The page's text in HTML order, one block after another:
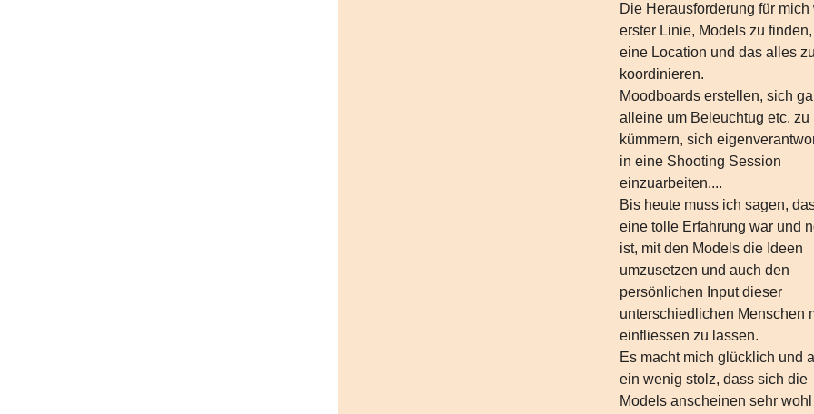
Die Herausforderung für mich
erster Linie, Models zu
eine Location und das alles zu
koordinieren.
Moodboards erstellen, sich
alleine um Beleuchtug etc. zu
kümmern, sich
in eine Shooting Session
einzuarbeiten....
Bis heute muss ich sagen,
eine tolle Erfahrung war und
ist, mit den Models die Ideen
umzusetzen und auch den
persönlichen Input dieser
unterschiedlichen Menschen
einfliessen zu lassen.
Es macht mich glücklich und
ein wenig stolz, dass sich die
Models anscheinen sehr wohl